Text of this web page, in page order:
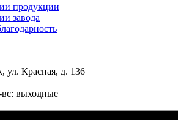
продукции
завода
ул. Красная, д. 136
выходные